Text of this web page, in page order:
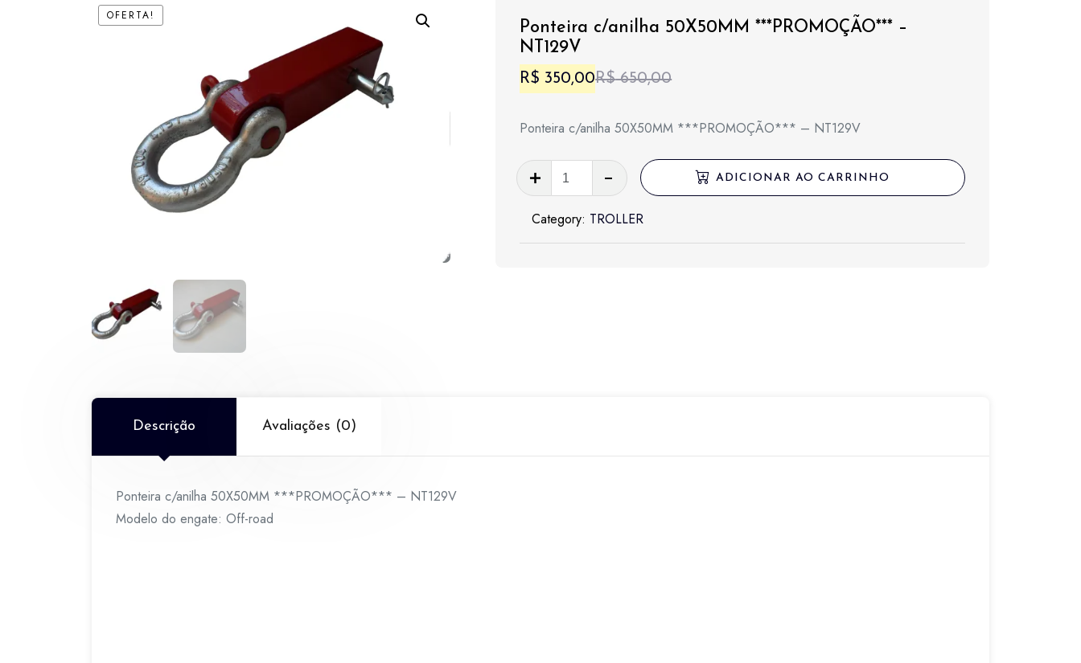
OFERTA!
Ponteira c/anilha 50X50MM ***PROMOÇÃO*** –
NT129V
R$650,00O
original
era:
R$ 650,00.
R$ 350,00
O
atual
é:
R$ 350,00.
Ponteira c/anilha 50X50MM ***PROMOÇÃO*** – NT129V
Ponteira
c/anilha
50X50MM
ADICIONAR AO CARRINHO
Category: TROLLER
Descrição Avaliações (0)
Ponteira c/anilha 50X50MM ***PROMOÇÃO*** – NT129V
Modelo do engate: Off-road